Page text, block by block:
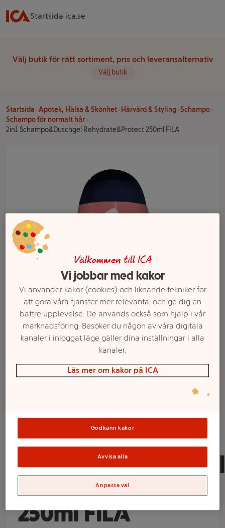
Startsida ica.se
Välj butik för rätt sortiment, pris och leveransalternativ
Välj butik
Startsida Apotek, Hälsa & Skönhet Hårvård & Styling Schampo
Schampo för normalt hår
2in1 Schampo&Duschgel Rehydrate&Protect 250ml FILA
2in1
Schampo&Duschgel
Rehydrate&Protect
250ml FILA
Välj butik och handla
Välkommen till ICA
Vi jobbar med kakor
Vi använder kakor (cookies) och liknande tekniker för
att göra våra tjänster mer relevanta, och ge dig en
bättre upplevelse. De används också som hjälp i vår
marknadsföring. Besöker du någon av våra digitala
kanaler i inloggat läge gäller dina inställningar i alla
kanaler.
Läs mer om kakor på ICA
Godkänn kakor
Avvisa alla
Anpassa val